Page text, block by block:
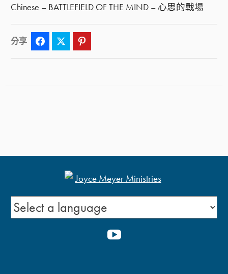
Chinese – BATTLEFIELD OF THE MIND – 心思的戰場
分享 Facebook Twitter